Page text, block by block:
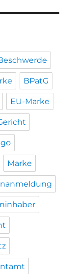
BPatG
EU-Marke
Marke